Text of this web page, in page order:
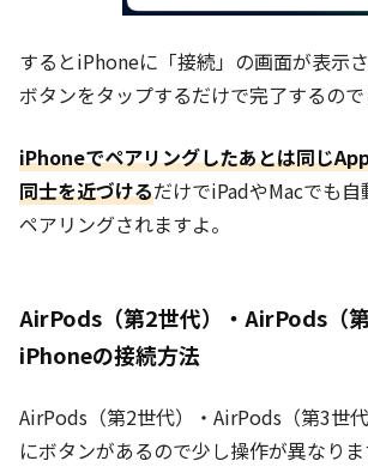
するとiPhoneに「接続」の画面が表示
ボタンをタップするだけで完了するので
iPhoneでペアリングしたあとは同じ
同士を近づけるだけでiPadやMacでも
ペアリングされますよ。
AirPods（第2世代）・AirPods（
iPhoneの接続方法
AirPods（第2世代）・AirPods（第3世
にボタンがあるので少し操作が異なりま